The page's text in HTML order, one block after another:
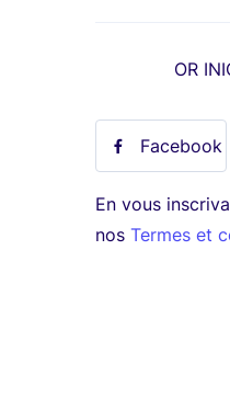
OR
Facebook
En vous
nos Termes et